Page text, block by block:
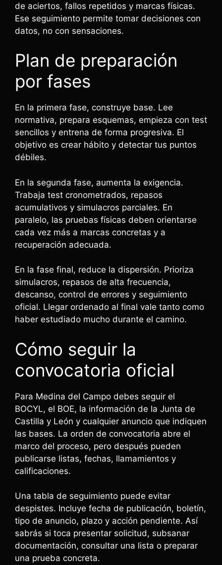
de aciertos, fallos repetidos y marcas físicas.
Ese seguimiento permite tomar decisiones con
datos, no con sensaciones.
Plan de preparación
por fases
En la primera fase, construye base. Lee
normativa, prepara esquemas, empieza con test
sencillos y entrena de forma progresiva. El
objetivo es crear hábito y detectar tus puntos
débiles.
En la segunda fase, aumenta la exigencia.
Trabaja test cronometrados, repasos
acumulativos y simulacros parciales. En
paralelo, las pruebas físicas deben orientarse
cada vez más a marcas concretas y a
recuperación adecuada.
En la fase final, reduce la dispersión. Prioriza
simulacros, repasos de alta frecuencia,
descanso, control de errores y seguimiento
oficial. Llegar ordenado al final vale tanto como
haber estudiado mucho durante el camino.
Cómo seguir la
convocatoria oficial
Para Medina del Campo debes seguir el
BOCYL, el BOE, la información de la Junta de
Castilla y León y cualquier anuncio que indiquen
las bases. La orden de convocatoria abre el
marco del proceso, pero después pueden
publicarse listas, fechas, llamamientos y
calificaciones.
Una tabla de seguimiento puede evitar
despistes. Incluye fecha de publicación, boletín,
tipo de anuncio, plazo y acción pendiente. Así
sabrás si toca presentar solicitud, subsanar
documentación, consultar una lista o preparar
una prueba concreta.